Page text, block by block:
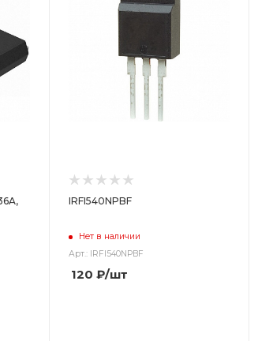
IRFI540NPBF
Нет в наличии
Арт.: IRFI540NPBF
120 ₽/шт